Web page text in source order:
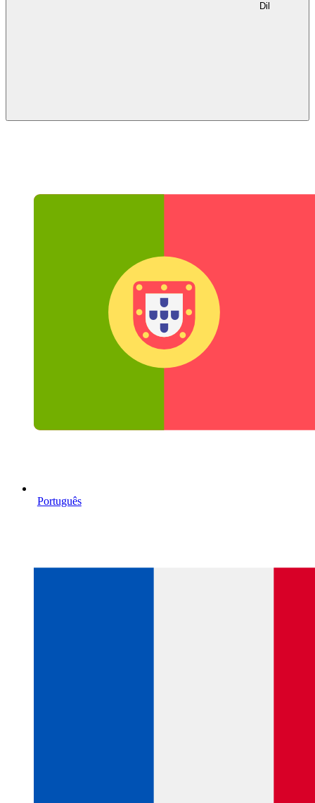
Dil
Português